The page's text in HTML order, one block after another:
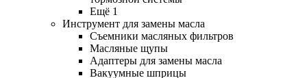
Ещё 1
Инструмент для замены масла
Съемники масляных фильтров
Масляные щупы
Адаптеры для замены масла
Вакуумные шприцы